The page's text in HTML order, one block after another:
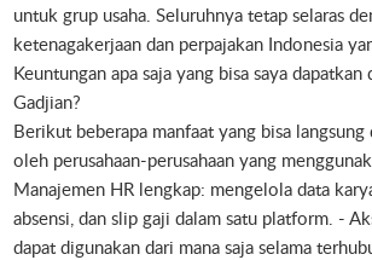
untuk grup usaha. Seluruhnya tetap selaras
ketenagakerjaan dan perpajakan Indonesia
Keuntungan apa saja yang bisa saya dapatkan
Gadjian?
Berikut beberapa manfaat yang bisa langsung
oleh perusahaan-perusahaan yang
Manajemen HR lengkap: mengelola data
absensi, dan slip gaji dalam satu platform. -
dapat digunakan dari mana saja selama